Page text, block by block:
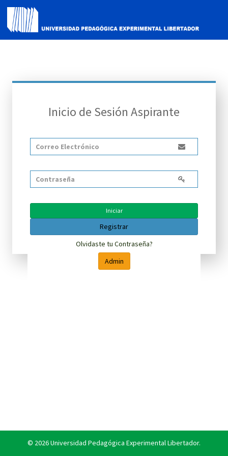
Inicio de Sesión Aspirante
Iniciar
Registrar
Olvidaste tu Contraseña?
Admin
© 2026Universidad Pedagógica Experimental Libertador.